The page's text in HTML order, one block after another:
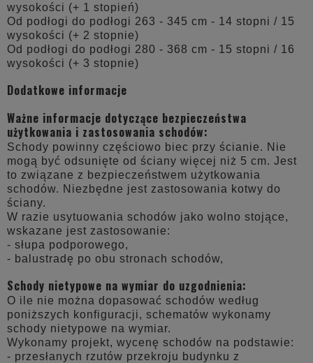
wysokości (+ 1 stopień)
Od podłogi do podłogi 263 - 345 cm - 14 stopni / 15
wysokości (+ 2 stopnie)
Od podłogi do podłogi 280 - 368 cm - 15 stopni / 16
wysokości (+ 3 stopnie)
Dodatkowe informacje
Ważne informacje dotyczące bezpieczeństwa
użytkowania i zastosowania schodów:
Schody powinny częściowo biec przy ścianie. Nie
mogą być odsunięte od ściany więcej niż 5 cm. Jest
to związane z bezpieczeństwem użytkowania
schodów. Niezbędne jest zastosowania kotwy do
ściany.
W razie usytuowania schodów jako wolno stojące,
wskazane jest zastosowanie:
- słupa podporowego,
- balustradę po obu stronach schodów,
Schody nietypowe na wymiar do uzgodnienia:
O ile nie można dopasować schodów według
poniższych konfiguracji, schematów wykonamy
schody nietypowe na wymiar.
Wykonamy projekt, wycenę schodów na podstawie:
- przesłanych rzutów przekroju budynku z